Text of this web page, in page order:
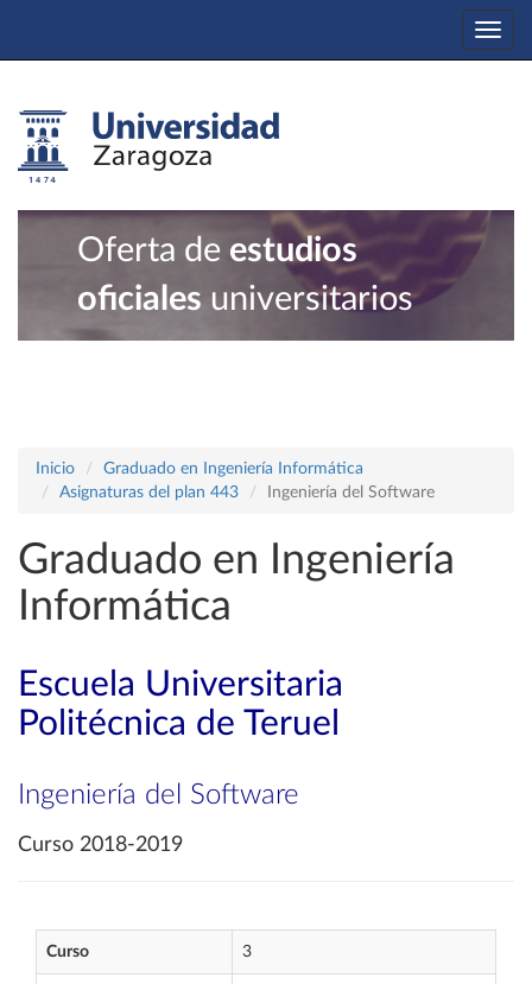
Oferta de estudios
oficiales universitarios
Inicio
Graduado en Ingeniería Informática
Asignaturas del plan 443
Ingeniería del Software
Graduado en Ingeniería
Informática
Escuela Universitaria
Politécnica de Teruel
Ingeniería del Software
Curso 2018-2019
Curso 3